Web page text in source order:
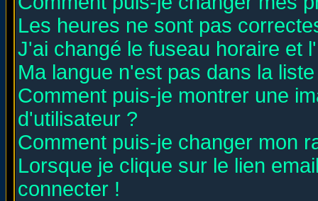
Les heures ne sont pas
J'ai changé le fuseau horaire et
Ma langue n'est pas dans la
Comment puis-je montrer une
d'utilisateur ?
Comment puis-je changer mon
Lorsque je clique sur le lien
connecter !